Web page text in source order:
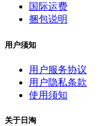
国际运费
捆包说明
用户须知
用户服务协议
用户隐私条款
使用须知
关于日淘